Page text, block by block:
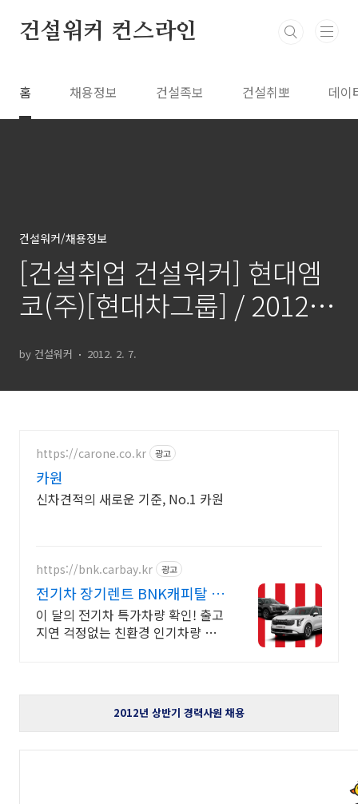
건설워커 컨스라인
홈 채용정보 건설족보 건설취뽀 데이
건설워커/채용정보
[건설취업 건설워커] 현대엠
코(주)[현대차그룹] / 2012년
일 : 02/08
by 건설워커 2012. 2. 7.
https://carone.co.kr 광고
카원
신차견적의 새로운 기준, No.1 카원
https://bnk.carbay.kr 광고
전기차 장기렌트 BNK캐피탈 전
기차 인기모델 타임특가
이 달의 전기차 특가차량 확인! 출고
지연 걱정없는 친환경 인기차량 선
2012년 상반기 경력사원 채용